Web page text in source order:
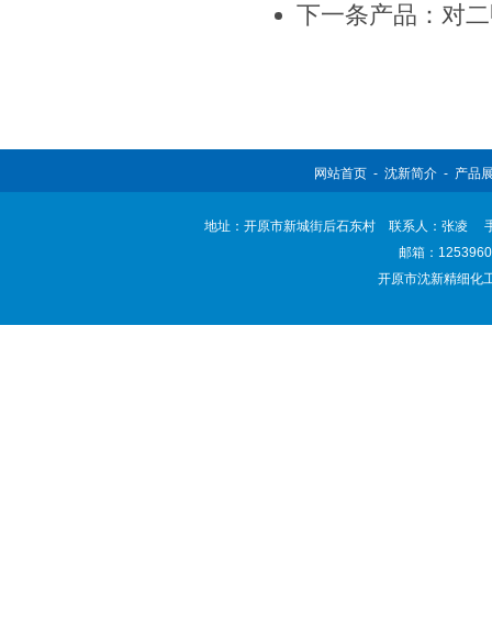
下一条产品：对
网站首页- 沈新简介- 产品
地址：开原市新城街后石东村 联系人：张凌
邮箱：
开原市沈新精细化